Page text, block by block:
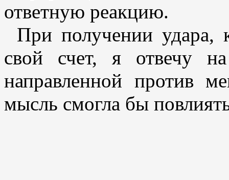
ответную реакцию.
При получении удара,
свой счет, я отвечу
направленной против
мысль смогла бы